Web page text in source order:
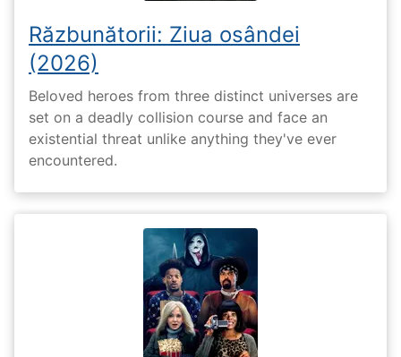
Răzbunătorii: Ziua osândei
(2026)
Beloved heroes from three distinct universes are
set on a deadly collision course and face an
existential threat unlike anything they've ever
encountered.